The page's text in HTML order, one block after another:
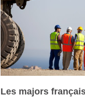
Les majors